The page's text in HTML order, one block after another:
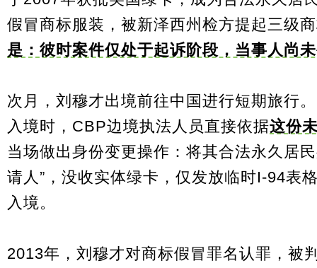
假冒商标服装，被新泽西州检方提起三级
是：彼时案件仅处于起诉阶段，当事人尚
次月，刘穆才出境前往中国进行短期旅行
入境时， CBP边境执法人员直接依据这份
当场做出身份变更操作：将其合法永久居
请人”，没收实体绿卡，仅发放临时I-94表
入境。
2013年，刘穆才对商标假冒罪名认罪，被